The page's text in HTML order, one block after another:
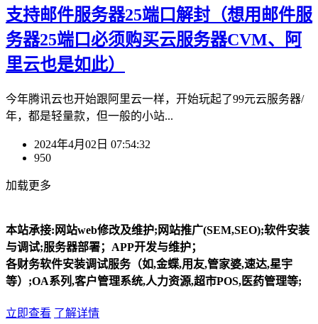
支持邮件服务器25端口解封（想用邮件服
务器25端口必须购买云服务器CVM、阿
里云也是如此）
今年腾讯云也开始跟阿里云一样，开始玩起了99元云服务器/
年，都是轻量款，但一般的小站...
2024年4月02日 07:54:32
950
加载更多
本站承接:网站web修改及维护;网站推广(SEM,SEO);软件安装
与调试;服务器部署；APP开发与维护；
各财务软件安装调试服务（如,金蝶,用友,管家婆,速达,星宇
等）;OA系列,客户管理系统,人力资源,超市POS,医药管理等;
立即查看 了解详情